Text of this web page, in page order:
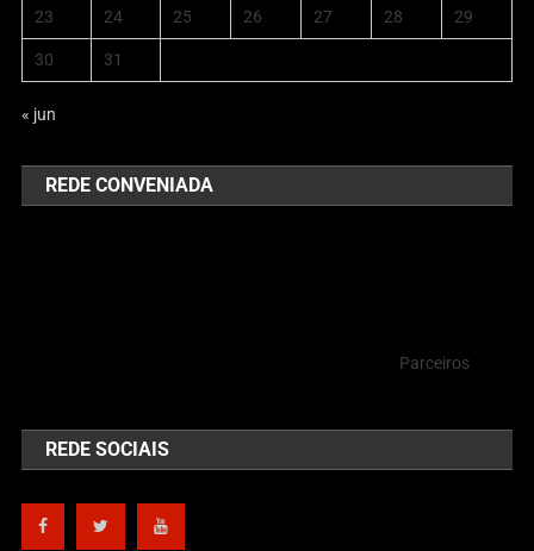
23 24 25 26 27 28 29
30 31
« jun
REDE CONVENIADA
Parceiros
REDE SOCIAIS